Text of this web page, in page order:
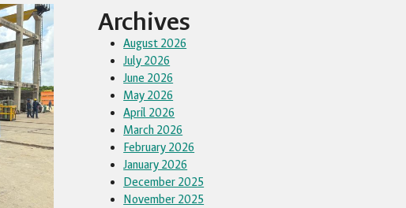
Archives
August 2026
July 2026
June 2026
May 2026
April 2026
March 2026
February 2026
January 2026
December 2025
November 2025